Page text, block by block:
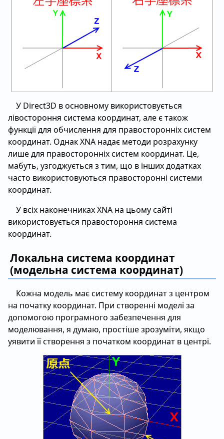
У Direct3D в основному використовується
лівостороння система координат, але є також
функції для обчислення для правосторонніх систем
координат. Однак XNA надає методи розрахунку
лише для правосторонніх систем координат. Це,
мабуть, узгоджується з тим, що в інших додатках
часто використовуються правосторонні системи
координат.
У всіх наконечниках XNA на цьому сайті
використовується правостороння система
координат.
Локальна система координат
(модельна система координат)
Кожна модель має систему координат з центром
на початку координат. При створенні моделі за
допомогою програмного забезпечення для
моделювання, я думаю, простіше зрозуміти, якщо
уявити її створення з початком координат в центрі.